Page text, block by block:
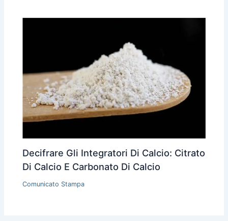
Decifrare Gli Integratori Di Calcio: Citrato
Di Calcio E Carbonato Di Calcio
Comunicato Stampa